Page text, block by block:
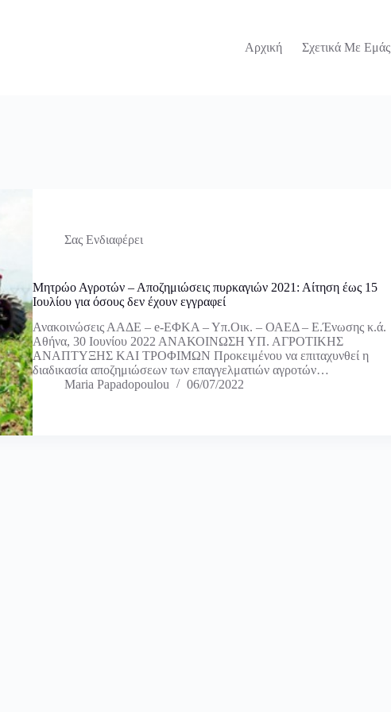
Αρχική
Σχετικά Με Εμάς
Σας Ενδιαφέρει
Μητρώο Αγροτών – Αποζημιώσεις πυρκαγιών 2021: Αίτηση έως 15
Ιουλίου για όσους δεν έχουν εγγραφεί
Ανακοινώσεις ΑΑΔΕ – e-ΕΦΚΑ – Υπ.Οικ. – ΟΑΕΔ – Ε.Ένωσης κ.ά.
Αθήνα, 30 Ιουνίου 2022 ΑΝΑΚΟΙΝΩΣΗ ΥΠ. ΑΓΡΟΤΙΚΗΣ
ΑΝΑΠΤΥΞΗΣ ΚΑΙ ΤΡΟΦΙΜΩΝ Προκειμένου να επιταχυνθεί η
διαδικασία αποζημιώσεων των επαγγελματιών αγροτών…
Maria Papadopoulou
06/07/2022